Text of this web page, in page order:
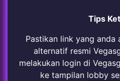
Tips
Pastikan link yang anda
alternatif resmi
melakukan login di
ke tampilan lobby